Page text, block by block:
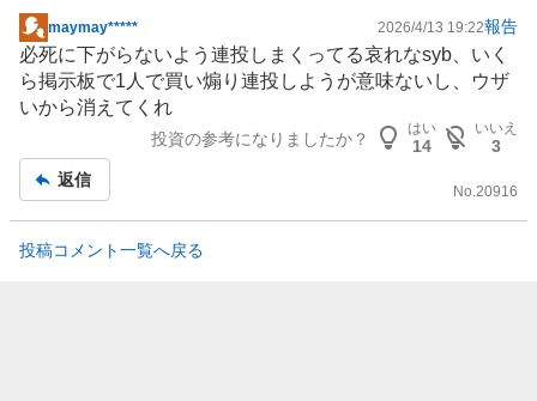
掲
示
板
記
maymay***** 2026/4/13 19:22報告
必死に下がらないよう連投しまくってる哀れなsyb、いく
ら掲示板で1人で買い煽り連投しようが意味ないし、ウザ
いから消えてくれ
投資の参考になりましたか？
はい
14
いいえ
3
返信
No.20916
投稿コメント一覧へ戻る